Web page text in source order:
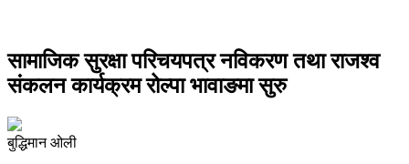
सामाजिक सुरक्षा परिचयपत्र नविकरण तथा राजश्व
संकलन कार्यक्रम रोल्पा भावाङमा सुरु
बुद्धिमान ओली